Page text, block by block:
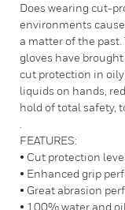
Does wearing cut-
environments
a matter of the
gloves have brought
cut protection in
liquids on hands,
hold of total safety,
FEATURES:
• Cut protection
• Enhanced grip
• Great abrasion
• 100% water and